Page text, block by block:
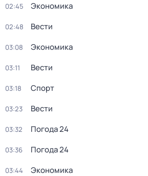
02:45 Экономика
02:48 Вести
03:08 Экономика
03:11 Вести
03:18 Спорт
03:23 Вести
03:32 Погода 24
03:36 Погода 24
03:44 Экономика